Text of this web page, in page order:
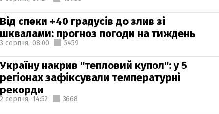
Від спеки +40 градусів до злив зі
шквалами: прогноз погоди на тиждень
3 серпня, 08:00 5459
Україну накрив "тепловий купол": у 5
регіонах зафіксували температурні
рекорди
2 серпня, 14:52 3668